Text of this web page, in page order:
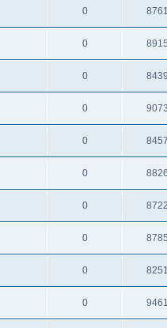
0
0
0
0
0
0
0
0
0
0